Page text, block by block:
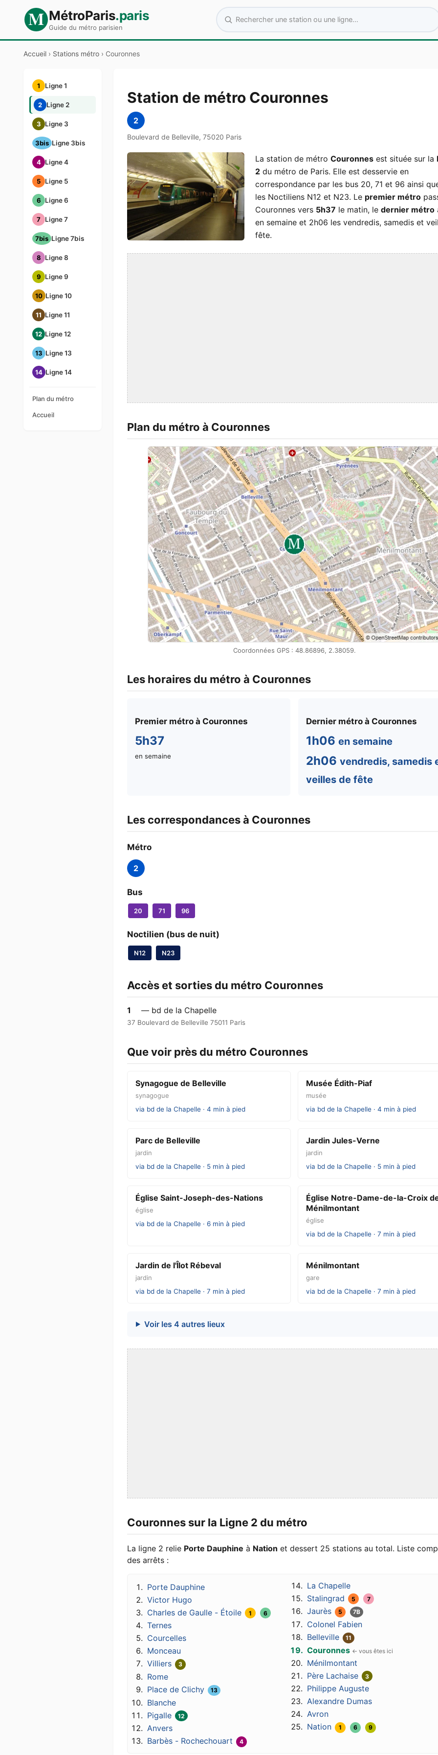
M MétroParis.paris
Guide du métro parisien Rechercher une station ou une ligne
Accueil › Stations métro › Couronnes
1 Ligne 1
2 Ligne 2
3 Ligne 3
3bis Ligne 3bis
4 Ligne 4
5 Ligne 5
6 Ligne 6
7 Ligne 7
7bis Ligne 7bis
8 Ligne 8
9 Ligne 9
10 Ligne 10
11 Ligne 11
12 Ligne 12
13 Ligne 13
14 Ligne 14
Plan du métro
Accueil
Station de métro Couronnes
2
Boulevard de Belleville, 75020 Paris
La station de métro Couronnes est située sur la
2 du métro de Paris. Elle est desservie en
correspondance par les bus 20, 71 et 96 ainsi
les Noctiliens N12 et N23. Le premier métro
Couronnes vers 5h37 le matin, le dernier métro
en semaine et 2h06 les vendredis, samedis et
fête.
Plan du métro à Couronnes
Coordonnées GPS : 48.86896, 2.38059.
Les horaires du métro à Couronnes
Premier métro à Couronnes
5h37
en semaine
Dernier métro à Couronnes
1h06 en semaine
2h06 vendredis, samedis
veilles de fête
Les correspondances à Couronnes
Métro
2
Bus
20 71 96
Noctilien (bus de nuit)
N12 N23
Accès et sorties du métro Couronnes
1 — bd de la Chapelle
37 Boulevard de Belleville 75011 Paris
Que voir près du métro Couronnes
Synagogue de Belleville
synagogue
via bd de la Chapelle · 4 min à pied
Musée Édith-Piaf
musée
via bd de la Chapelle · 4 min à pied
Parc de Belleville
jardin
via bd de la Chapelle · 5 min à pied
Jardin Jules-Verne
jardin
via bd de la Chapelle · 5 min à pied
Église Saint-Joseph-des-Nations
église
via bd de la Chapelle · 6 min à pied
Église Notre-Dame-de-la-Croix
Ménilmontant
église
via bd de la Chapelle · 7 min à pied
Jardin de l'Îlot Rébeval
jardin
via bd de la Chapelle · 7 min à pied
Ménilmontant
gare
via bd de la Chapelle · 7 min à pied
Voir les 4 autres lieux
Couronnes sur la Ligne 2 du métro
La ligne 2 relie Porte Dauphine à Nation et dessert 25 stations au total. Liste
des arrêts :
Porte Dauphine
Victor Hugo
Charles de Gaulle - Étoile
1 6
Ternes
Courcelles
Monceau
Villiers
3
Rome
Place de Clichy
13
Blanche
Pigalle
12
Anvers
Barbès - Rochechouart
4
La Chapelle
Stalingrad
5 7
Jaurès 5 7B
Colonel Fabien
Belleville
11
Couronnes
Ménilmontant
Père Lachaise
3
Philippe Auguste
Alexandre Dumas
Avron
Nation
1 6 9